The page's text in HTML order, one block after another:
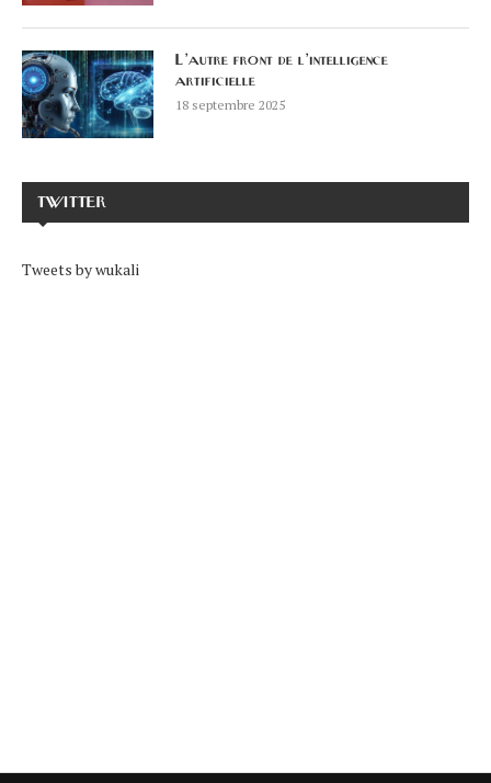
L’autre front de l’intelligence
artificielle
18 septembre 2025
TWITTER
Tweets by wukali